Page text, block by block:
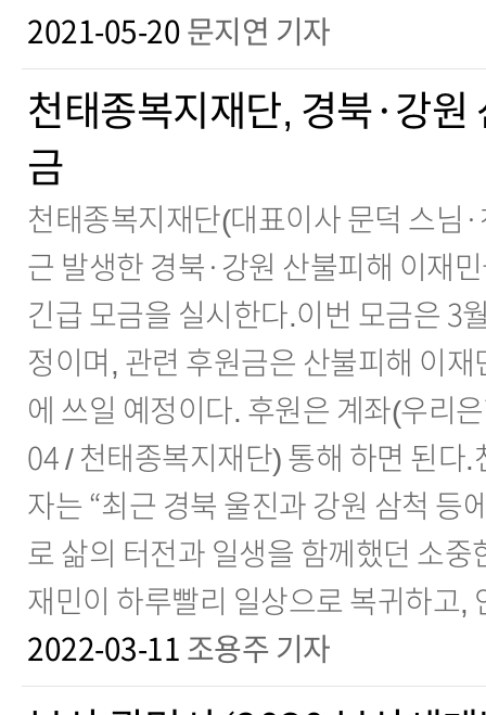
2021-05-20 문지연 기자
천태종복지재단, 경북·강원
금
천태종복지재단(대표이사 문덕 스님
근 발생한 경북·강원 산불피해 이재
긴급 모금을 실시한다.이번 모금은 3
정이며, 관련 후원금은 산불피해 이재
에 쓰일 예정이다. 후원은 계좌(우리
04 / 천태종복지재단) 통해 하면 된다
자는 “최근 경북 울진과 강원 삼척 등
로 삶의 터전과 일생을 함께했던 소중
재민이 하루빨리 일상으로 복귀하고,
2022-03-11 조용주 기자